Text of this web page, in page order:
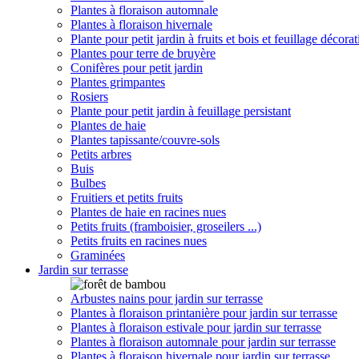
Plantes à floraison automnale
Plantes à floraison hivernale
Plante pour petit jardin à fruits et bois et feuillage
Plantes pour terre de bruyère
Conifères pour petit jardin
Plantes grimpantes
Rosiers
Plante pour petit jardin à feuillage persistant
Plantes de haie
Plantes tapissante/couvre-sols
Petits arbres
Buis
Bulbes
Fruitiers et petits fruits
Plantes de haie en racines nues
Petits fruits (framboisier, groseilers ...)
Petits fruits en racines nues
Graminées
Jardin sur terrasse
Arbustes nains pour jardin sur terrasse
Plantes à floraison printanière pour jardin sur terrasse
Plantes à floraison estivale pour jardin sur terrasse
Plantes à floraison automnale pour jardin sur terrasse
Plantes à floraison hivernale pour jardin sur terrasse